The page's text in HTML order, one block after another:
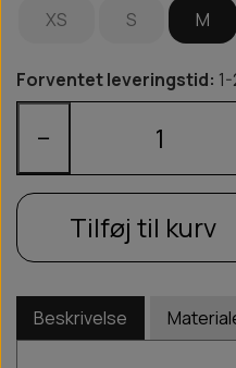
XS S M
Forventet leveringstid:
−
Tilføj til kurv
Beskrivelse